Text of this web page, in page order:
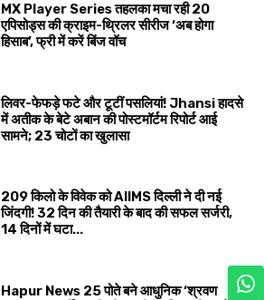
MX Player Series तहलका मचा रही 20
एपिसोड्स की क्राइम-थ्रिलर सीरीज ‘अब होगा
हिसाब’, फ्री में करें बिंज वॉच
लिवर-फेफड़े फटे और टूटीं पसलियां! Jhansi हादसे
में अतीक के बेटे अबान की पोस्टमॉर्टम रिपोर्ट आई
सामने; 23 चोटों का खुलासा
209 किलो के विवेक को AIIMS दिल्ली ने दी नई
जिंदगी! 32 दिन की तैयारी के बाद की सफल सर्जरी,
14 दिनों में घटा...
Hapur News 25 पोते बने आधुनिक ‘श्रवण